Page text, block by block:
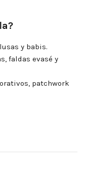
y babis.
faldas evasé y
patchwork